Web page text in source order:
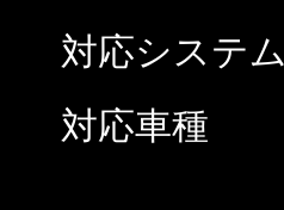
対応システム
対応車種